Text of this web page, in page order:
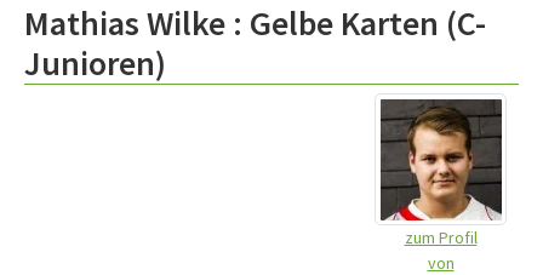
Mathias Wilke : Gelbe Karten (C-
Junioren)
zum Profil
von